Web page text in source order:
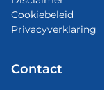
Cookiebeleid
Privacyverklaring
Contact